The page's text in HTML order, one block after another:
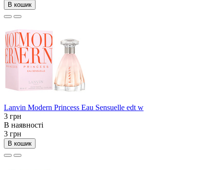
В кошик
Lanvin Modern Princess Eau Sensuelle edt w
3 грн
В наявності
3 грн
В кошик